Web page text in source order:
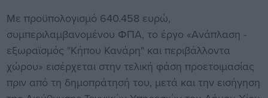
Με προϋπολογισμό 640.458 ευρώ,
συμπεριλαμβανομένου ΦΠΑ, το έργο «Ανάπλαση -
εξωραϊσμός "Κήπου Κανάρη" και περιβάλλοντα
χώρου» εισέρχεται στην τελική φάση προετοιμασίας
πριν από τη δημοπράτησή του, μετά και την εισήγηση